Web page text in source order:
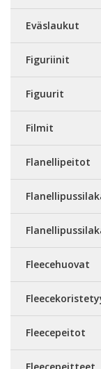
Eväslaukut
Figuriinit
Figuurit
Filmit
Flanellipeitot
Fleecehuovat
Fleecepeitot